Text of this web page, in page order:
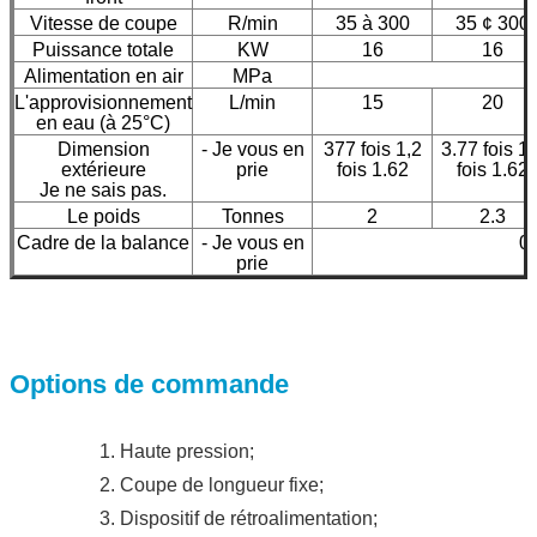
Vitesse de coupe
R/min 35 à 300
35 ¢ 300
Puissance totale
KW 16
16
Alimentation en air
MPa
L'approvisionnement
en eau (à 25°C)
L/min 15 20
Dimension
extérieure
Je ne sais pas.
- Je vous en
prie
377 fois 1,2
fois 1.62
3.77 fois
fois 1.62
Le poids Tonnes 2
2.3
Cadre de la balance - Je vous en
prie
Options de commande
1. Haute pression;
2. Coupe de longueur fixe;
3. Dispositif de rétroalimentation;